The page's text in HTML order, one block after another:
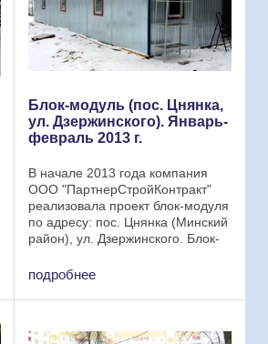
Блок-модуль (пос. Цнянка,
ул. Дзержинского). Январь-
февраль 2013 г.
В начале 2013 года компания
ООО "ПартнерСтройКонтракт"
реализовала проект блок-модуля
по адресу: пос. Цнянка (Минский
район), ул. Дзержинского. Блок-
Длина – 16,8 м; Ширина – 6,0 м.
...
подробнее